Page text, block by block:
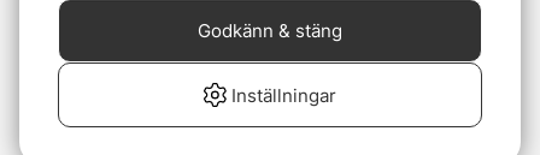
Inställningar
Godkänn & stäng